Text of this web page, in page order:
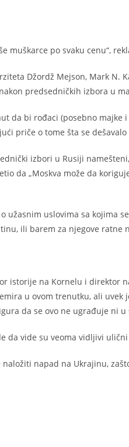
muškarce po svaku cenu“,
Džordž Mejson, Mark N.
predsedničkih izbora u
da bi rođaci (posebno
priče o tome šta se
izbori u Rusiji
da „Moskva može da
užasnim uslovima sa kojima
ili barem za njegove ratne
istorije na Kornelu i direktor
u ovom trenutku, ali uvek
da se ovo ne ugrađuje ni u
da vide su veoma vidljivi
naložiti napad na Ukrajinu,